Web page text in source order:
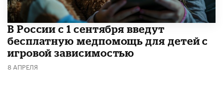
В России с 1 сентября введут
бесплатную медпомощь для детей с
игровой зависимостью
8 АПРЕЛЯ